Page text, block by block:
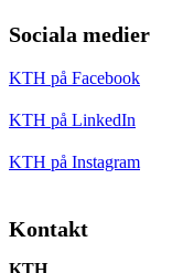
Sociala medier
KTH på Facebook
KTH på LinkedIn
KTH på Instagram
Kontakt
KTH